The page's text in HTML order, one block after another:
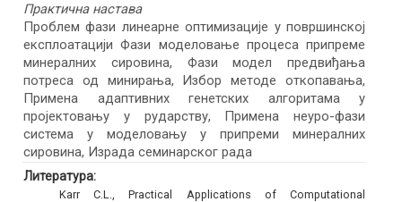
Практична настава
Проблем фази линеарне оптимизације у површинској
експлоатацији Фази моделовање процеса припреме
минералних сировина, Фази модел предвиђања
потреса од минирања, Избор методе откопавања,
Примена адаптивних генетских алгоритама у
пројектовању у рударству, Примена неуро-фази
система у моделовању у припреми минералних
сировина, Израда семинарског рада
Литература:
Karr C.L., Practical Applications of Computational